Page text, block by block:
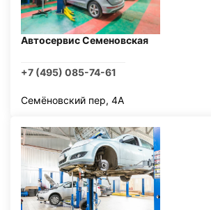
Автосервис Семеновская
+7 (495) 085-74-61
Семёновский пер, 4А